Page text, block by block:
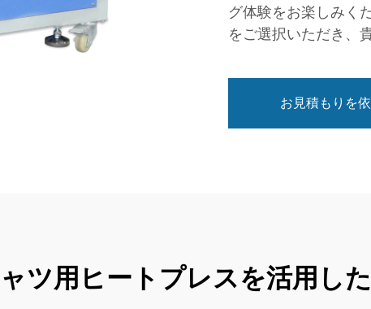
グ体験をお楽しみく
をご選択いただき、
お見積もりを
ツ用ヒートプレスを活用し